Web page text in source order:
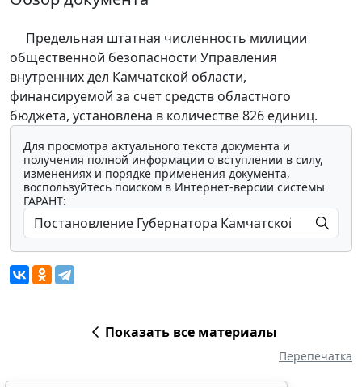
Предельная штатная численность милиции
общественной безопасности Управления
внутренних дел Камчатской области,
финансируемой за счет средств областного
бюджета, установлена в количестве 826 единиц.
Для просмотра актуального текста документа и
получения полной информации о вступлении в силу,
изменениях и порядке применения документа,
воспользуйтесь поиском в Интернет-версии системы
ГАРАНТ:
Показать все материалы
Перепечатка